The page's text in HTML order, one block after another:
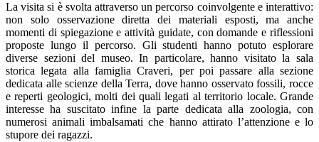
La visita si è svolta attraverso un percorso coinvolgente e interattivo:
non solo osservazione diretta dei materiali esposti, ma anche
momenti di spiegazione e attività guidate, con domande e riflessioni
proposte lungo il percorso. Gli studenti hanno potuto esplorare
diverse sezioni del museo. In particolare, hanno visitato la sala
storica legata alla famiglia Craveri, per poi passare alla sezione
dedicata alle scienze della Terra, dove hanno osservato fossili, rocce
e reperti geologici, molti dei quali legati al territorio locale. Grande
interesse ha suscitato infine la parte dedicata alla zoologia, con
numerosi animali imbalsamati che hanno attirato l’attenzione e lo
stupore dei ragazzi.